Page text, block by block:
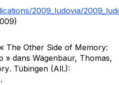
2009_ludovia/
The Other Side of Memory:
» dans Wägenbaur, Thomas,
. Tübingen (All.):